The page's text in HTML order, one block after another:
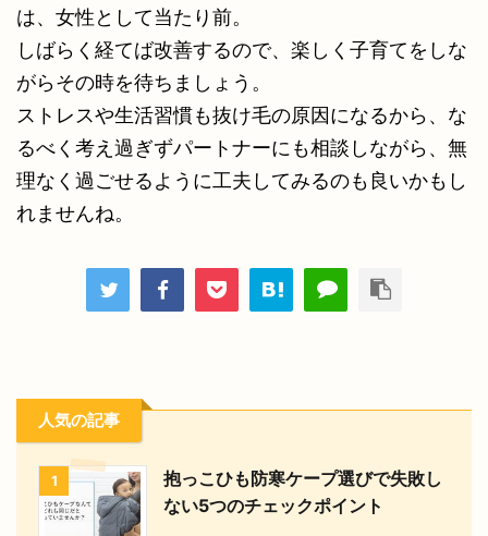
は、女性として当たり前。
しばらく経てば改善するので、楽しく子育てをしな
がらその時を待ちましょう。
ストレスや生活習慣も抜け毛の原因になるから、な
るべく考え過ぎずパートナーにも相談しながら、無
理なく過ごせるように工夫してみるのも良いかもし
れませんね。
人気の記事
1
抱っこひも防寒ケープ選びで失敗し
ない5つのチェックポイント